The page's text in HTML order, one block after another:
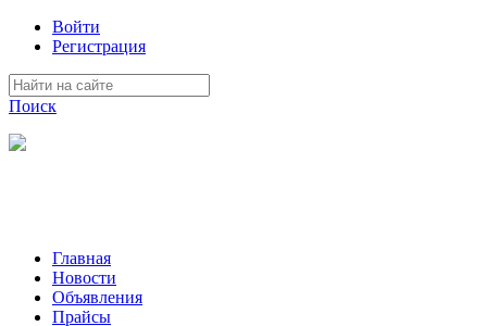
Войти
Регистрация
Поиск
Главная
Новости
Объявления
Прайсы